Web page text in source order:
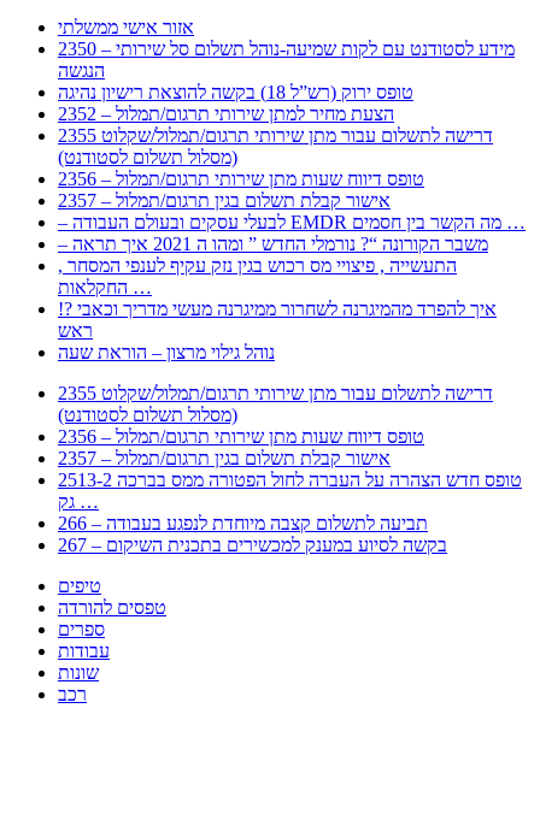
אזור אישי ממשלתי
2350 – מידע לסטודנט עם לקות שמיעה-נוהל תשלום סל שירותי
הנגשה
טופס ירוק (רש”ל 18) בקשה להוצאת רישיון נהיגה
2352 – הצעת מחיר למתן שירותי תרגום/תמלול
2355 דרישה לתשלום עבור מתן שירותי תרגום/תמלול/שקלוט
(מסלול תשלום לסטודנט)
2356 – טופס דיווח שעות מתן שירותי תרגום/תמלול
2357 – אישור קבלת תשלום בגין תרגום/תמלול
– לבעלי עסקים ובעולם העבודה EMDR מה הקשר בין חסמים …
– משבר הקורונה “? נורמלי החדש ” ומהו ה 2021 איך תראה
, התעשייה , פיצויי מס רכוש בגין נזק עקיף לענפי המסחר
החקלאות …
!? איך להפרד מהמיגרנה לשחרור ממיגרנה מעשי מדריך וכאבי
ראש
נוהל גילוי מרצון – הוראת שעה
2355 דרישה לתשלום עבור מתן שירותי תרגום/תמלול/שקלוט
(מסלול תשלום לסטודנט)
2356 – טופס דיווח שעות מתן שירותי תרגום/תמלול
2357 – אישור קבלת תשלום בגין תרגום/תמלול
2513-2 טופס חדש הצהרה על העברה לחול הפטורה ממס בברכה
גק …
266 – תביעה לתשלום קצבה מיוחדת לנפגע בעבודה
267 – בקשה לסיוע במענק למכשירים בתכנית השיקום
טיפים
טפסים להורדה
ספרים
עבודות
שונות
רכב